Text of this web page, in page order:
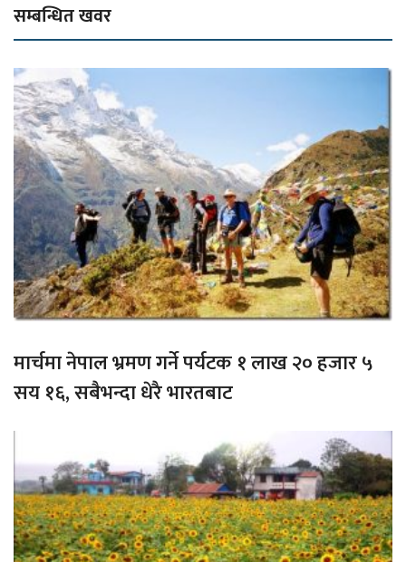
सम्बन्धित खवर
मार्चमा नेपाल भ्रमण गर्ने पर्यटक १ लाख २० हजार ५
सय १६, सबैभन्दा धेरै भारतबाट